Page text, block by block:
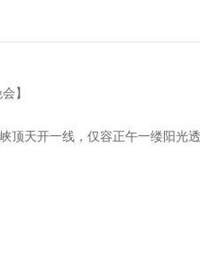
】
顶天开一线，仅容正午一缕阳光